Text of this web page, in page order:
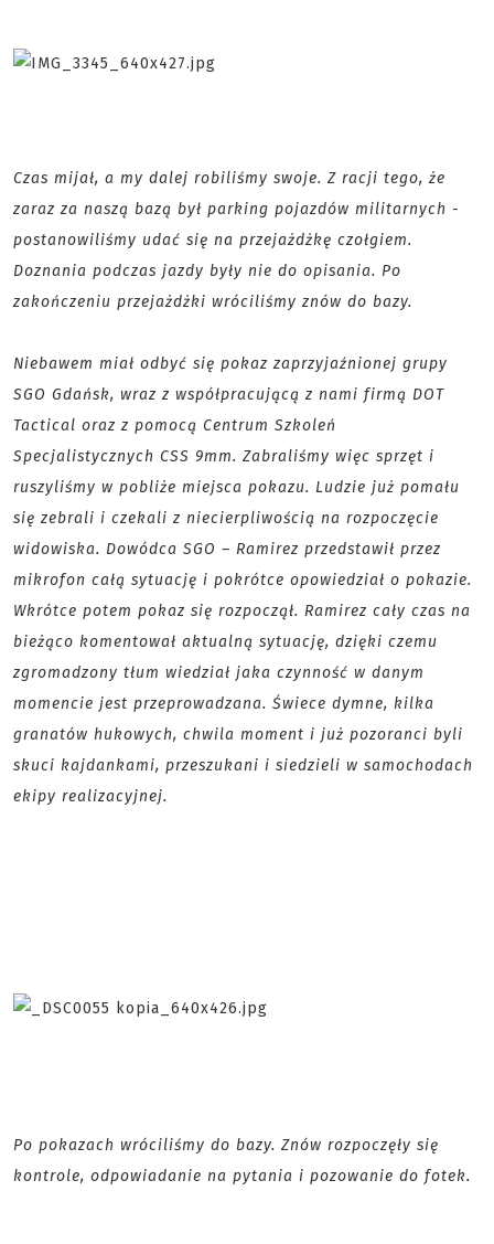
Czas mijał, a my dalej robiliśmy swoje. Z racji tego, że
zaraz za naszą bazą był parking pojazdów militarnych -
postanowiliśmy udać się na przejażdżkę czołgiem.
Doznania podczas jazdy były nie do opisania. Po
zakończeniu przejażdżki wróciliśmy znów do bazy.
Niebawem miał odbyć się pokaz zaprzyjaźnionej grupy
SGO Gdańsk, wraz z współpracującą z nami firmą DOT
Tactical oraz z pomocą Centrum Szkoleń
Specjalistycznych CSS 9mm. Zabraliśmy więc sprzęt i
ruszyliśmy w pobliże miejsca pokazu. Ludzie już pomału
się zebrali i czekali z niecierpliwością na rozpoczęcie
widowiska. Dowódca SGO – Ramirez przedstawił przez
mikrofon całą sytuację i pokrótce opowiedział o pokazie.
Wkrótce potem pokaz się rozpoczął. Ramirez cały czas na
bieżąco komentował aktualną sytuację, dzięki czemu
zgromadzony tłum wiedział jaka czynność w danym
momencie jest przeprowadzana. Świece dymne, kilka
granatów hukowych, chwila moment i już pozoranci byli
skuci kajdankami, przeszukani i siedzieli w samochodach
ekipy realizacyjnej.
Po pokazach wróciliśmy do bazy. Znów rozpoczęły się
kontrole, odpowiadanie na pytania i pozowanie do fotek.